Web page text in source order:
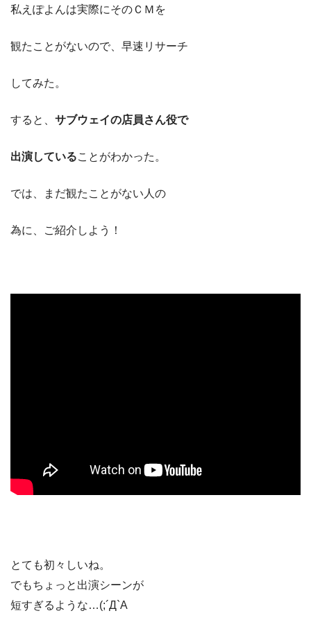
私えぽよんは実際にそのＣＭを
観たことがないので、早速リサーチ
してみた。
すると、 サブウェイの店員さん役で
出演していることがわかった。
では、まだ観たことがない人の
為に、ご紹介しよう！
とても初々しいね。
でもちょっと出演シーンが
短すぎるような…(;´Д`A